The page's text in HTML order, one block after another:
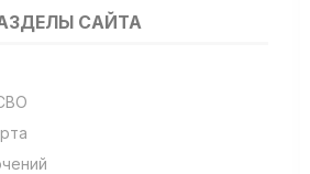
САЙТА